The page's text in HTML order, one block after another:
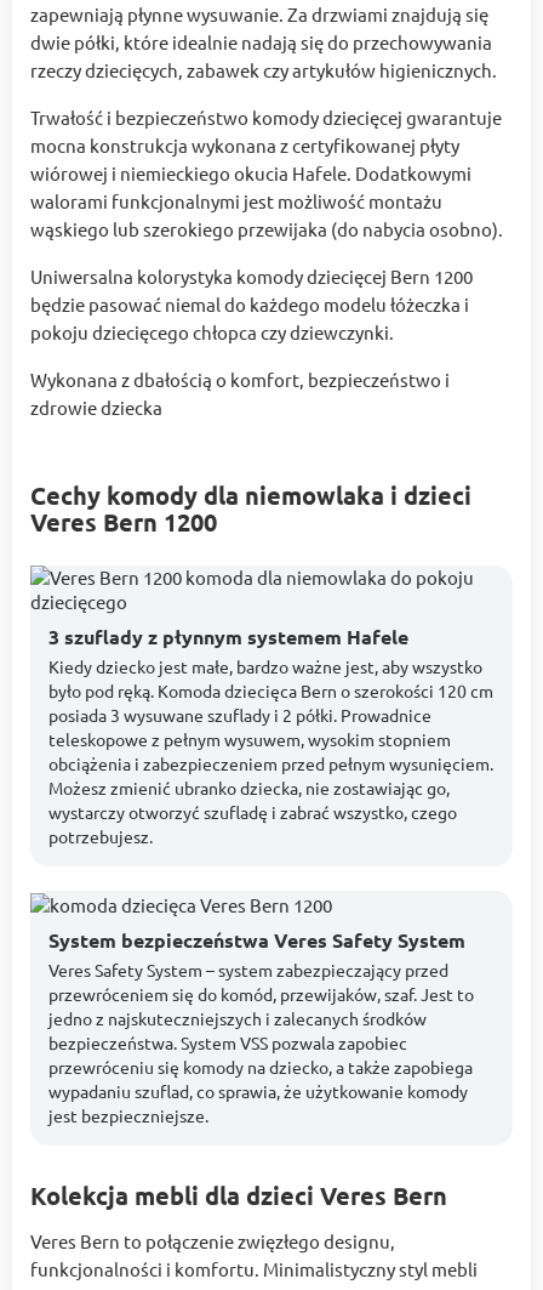
zapewniają płynne wysuwanie. Za drzwiami znajdują się
dwie półki, które idealnie nadają się do przechowywania
rzeczy dziecięcych, zabawek czy artykułów higienicznych.
Trwałość i bezpieczeństwo komody dziecięcej gwarantuje
mocna konstrukcja wykonana z certyfikowanej płyty
wiórowej i niemieckiego okucia Hafele. Dodatkowymi
walorami funkcjonalnymi jest możliwość montażu
wąskiego lub szerokiego przewijaka (do nabycia osobno).
Uniwersalna kolorystyka komody dziecięcej Bern 1200
będzie pasować niemal do każdego modelu łóżeczka i
pokoju dziecięcego chłopca czy dziewczynki.
Wykonana z dbałością o komfort, bezpieczeństwo i
zdrowie dziecka
Cechy komody dla niemowlaka i dzieci
Veres Bern 1200
3 szuflady z płynnym systemem Hafele
Kiedy dziecko jest małe, bardzo ważne jest, aby wszystko
było pod ręką. Komoda dziecięca Bern o szerokości 120 cm
posiada 3 wysuwane szuflady i 2 półki. Prowadnice
teleskopowe z pełnym wysuwem, wysokim stopniem
obciążenia i zabezpieczeniem przed pełnym wysunięciem.
Możesz zmienić ubranko dziecka, nie zostawiając go,
wystarczy otworzyć szufladę i zabrać wszystko, czego
potrzebujesz.
System bezpieczeństwa Veres Safety System
Veres Safety System – system zabezpieczający przed
przewróceniem się do komód, przewijaków, szaf. Jest to
jedno z najskuteczniejszych i zalecanych środków
bezpieczeństwa. System VSS pozwala zapobiec
przewróceniu się komody na dziecko, a także zapobiega
wypadaniu szuflad, co sprawia, że użytkowanie komody
jest bezpieczniejsze.
Kolekcja mebli dla dzieci Veres Bern
Veres Bern to połączenie zwięzłego designu,
funkcjonalności i komfortu. Minimalistyczny styl mebli